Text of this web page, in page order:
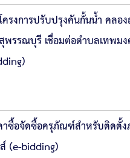
ราคา (e-bidding)
ะ
ครงการปรับปรุงคันกั้นนํ้า ค
พรรณบุรี เชื่อมต่อตำบลเทพม
าซื้อจัดซื้อครุภัณฑ์สำหรับติด
(e-bidding)